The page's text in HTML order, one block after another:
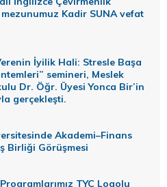
Kadir SUNA vefat
İyilik Hali: Stresle Başa
semineri, Meslek
Dr. Öğr. Üyesi Yonca Bir’in
gerçekleşti.
Akademi–Finans
Birliği Görüşmesi
TYÇ Logolu